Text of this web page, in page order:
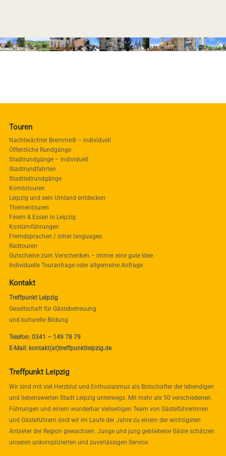
Touren
Nachtwächter Bremme® – individuell
Öffentliche Rundgänge
Stadtrundgänge – individuell
Stadtrundfahrten
Stadtteilrundgänge
Kombitouren
Leipzig und sein Umland entdecken
Thementouren
Feiern & Essen in Leipzig
Kostümführungen
Fremdsprachen / other languages
Radtouren
Gutscheine zum Verschenken – immer eine gute Idee
Individuelle Touranfrage oder allgemeine Anfrage
Kontakt
Treffpunkt Leipzig
Gesellschaft für Gästebetreuung
und kulturelle Bildung
Telefon: 0341 – 149 78 79
E-Mail: kontakt(at)treffpunktleipzig.de
Treffpunkt Leipzig
Wir sind mit viel Herzblut und Enthusiasmus als Botschafter der lebendigen
und liebenswerten Stadt Leipzig unterwegs. Mit mehr als 50 verschiedenen
Führungen und einem wunderbar vielseitigen Team von Gästeführerinnen
und Gästeführern sind wir im Laufe der Jahre zu einem der wichtigsten
Anbieter der Region gewachsen. Junge und jung gebliebene Gäste schätzen
unseren unkomplizierten und zuverlässigen Service.